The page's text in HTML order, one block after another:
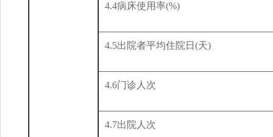
4.4病床使用率(%)
4.5出院者平均住院日 (天)
4.6门诊人 次
4.7出院人 次